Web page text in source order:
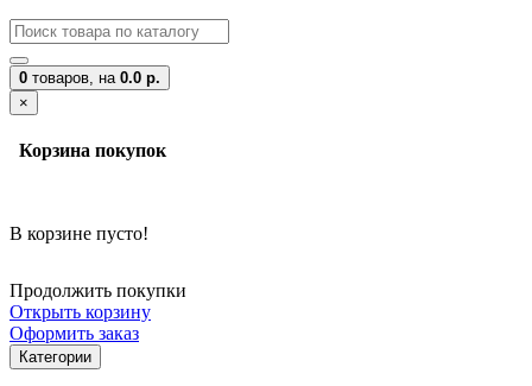
0 товаров, на 0.0 р.
×
Корзина покупок
В корзине пусто!
Продолжить покупки
Открыть корзину
Оформить заказ
Категории